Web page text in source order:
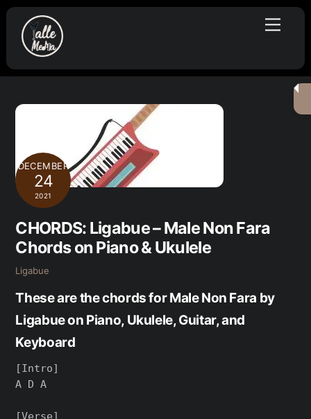
Skip
content
Menu
DECEMBER
24
2021
CHORDS: Ligabue – Male Non Fara
Chords on Piano & Ukulele
Ligabue
These are the chords for Male Non Fara by
Ligabue on Piano, Ukulele, Guitar, and
Keyboard
[Intro]
A D A
[Verse]